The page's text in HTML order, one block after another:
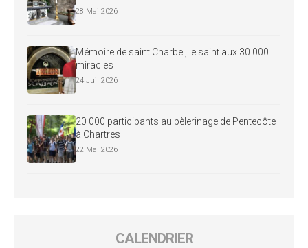
28 Mai 2026
Mémoire de saint Charbel, le saint aux 30 000
miracles
24 Juil 2026
20 000 participants au pèlerinage de Pentecôte
à Chartres
22 Mai 2026
CALENDRIER